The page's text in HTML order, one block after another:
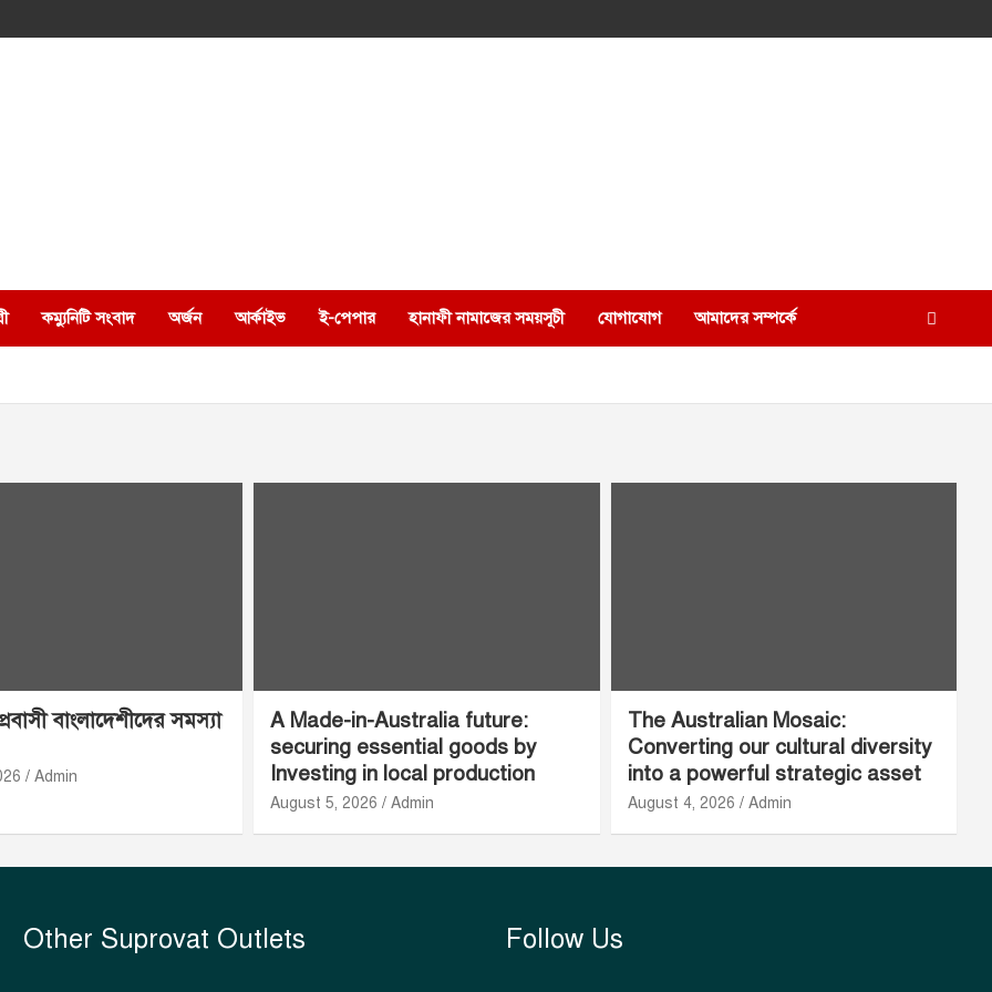
কম্যুনিটি সংবাদ অর্জন আর্কাইভ ই-পেপার হানাফী নামাজের সময়সূচী যোগাযোগ আমাদের সম্পর্কে
বাংলাদেশীদের সমস্যা
Admin
A Made-in-Australia future:
securing essential goods by
Investing in local production
August 5, 2026 Admin
The Australian Mosaic:
Converting our cultural diversity
into a powerful strategic asset
August 4, 2026 Admin
Other Suprovat Outlets Follow Us